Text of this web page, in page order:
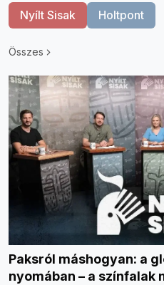
Nyílt Sisak Holtpont
Összes
Paksról máshogyan: a
nyomában – a színfalak